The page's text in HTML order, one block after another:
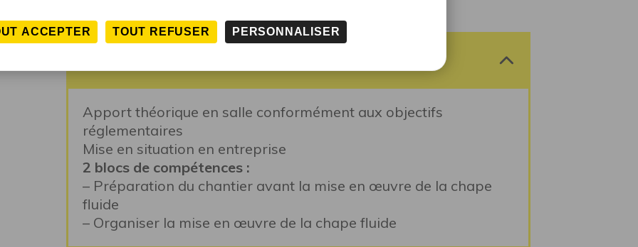
ACCEPTER TOUT REFUSER PERSONNALISER
Apport théorique en salle conformément aux objectifs
réglementaires
Mise en situation en entreprise
2 blocs de compétences :
– Préparation du chantier avant la mise en œuvre de la chape
fluide
– Organiser la mise en œuvre de la chape fluide